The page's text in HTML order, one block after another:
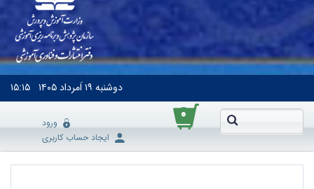
دوشنبه ۱۹ اَمرداد ۱۴۰۵ ۱۵:۱۵
۰
ورود
ایجاد حساب کاربری